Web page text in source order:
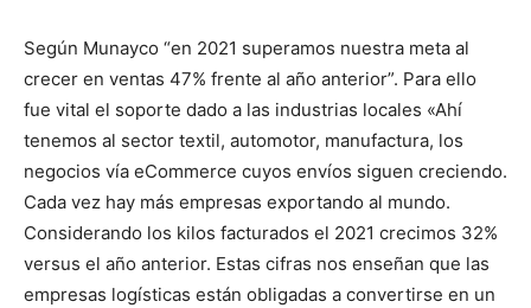
Según Munayco “en 2021 superamos nuestra meta al
crecer en ventas 47% frente al año anterior”. Para ello
fue vital el soporte dado a las industrias locales «Ahí
tenemos al sector textil, automotor, manufactura, los
negocios vía eCommerce cuyos envíos siguen creciendo.
Cada vez hay más empresas exportando al mundo.
Considerando los kilos facturados el 2021 crecimos 32%
versus el año anterior. Estas cifras nos enseñan que las
empresas logísticas están obligadas a convertirse en un